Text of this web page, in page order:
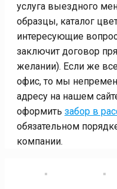
услуга выездного
образцы, каталог
интересующие
заключит договор
желании). Если же
офис, то мы
адресу на нашем
оформить забор в
обязательном
компании.